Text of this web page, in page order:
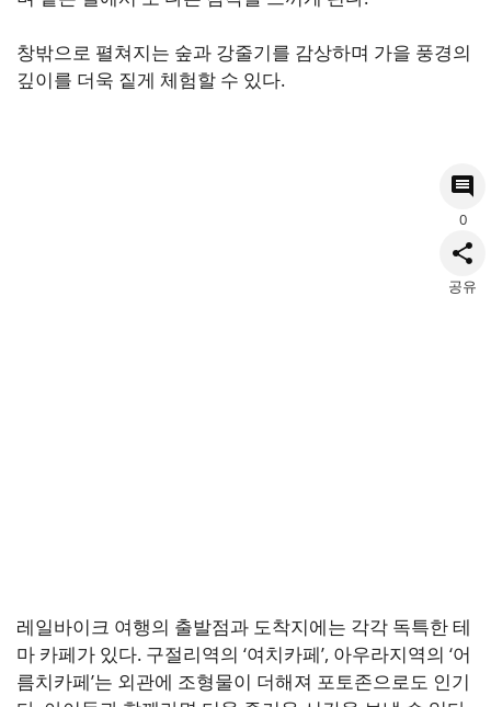
창밖으로 펼쳐지는 숲과 강줄기를 감상하며 가을 풍경의
깊이를 더욱 짙게 체험할 수 있다.
레일바이크 여행의 출발점과 도착지에는 각각 독특한 테
마 카페가 있다. 구절리역의 ‘여치카페’, 아우라지역의 ‘어
름치카페’는 외관에 조형물이 더해져 포토존으로도 인기
0
공유